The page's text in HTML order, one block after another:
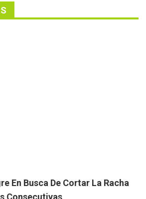
En Busca De Cortar La Racha
Consecutivas